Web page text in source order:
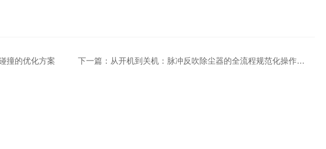
撞的优化方案 下一篇： 从开机到关机：脉冲反吹除尘器的全流程规范化操作与维护指南